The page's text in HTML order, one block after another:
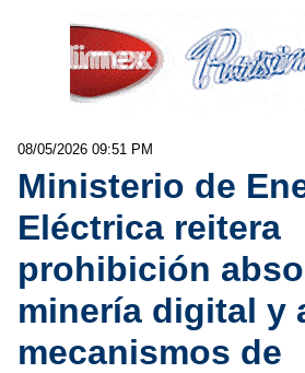
08/05/2026 09:51 PM
Ministerio de
Eléctrica reitera
prohibición
minería digital y
mecanismos de